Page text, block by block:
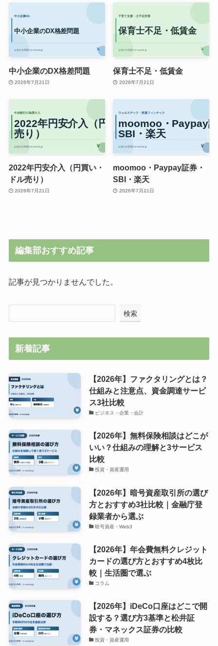
中小企業のDX格差問題
2026年7月21日
保育士不足・低賃金
2026年7月21日
2022年円安介入（円買い・
ドル売り）
2026年7月21日
moomoo・Paypay証券・
SBI・楽天
2026年7月21日
編集部おすすめ記事
記事が見つかりませんでした。
検索
新着記事
【2026年】ファクタリングとは？
仕組みと注意点、資金調達サービ
ス3社比較
ビジネス・企業・会計
【2026年】無料保険相談はどこが
いい？仕組みの理解と3サービス
比較
投資・資産運用
【2026年】暗号資産取引所の選び
方とおすすめ3社比較｜金融庁登
録業者から選ぶ
暗号資産・Web3
【2026年】年会費無料クレジット
カードの選び方とおすすめ4枚比
較｜生活圏で選ぶ
コラム
【2026年】iDeCo口座はどこで開
設する？選び方3基準と松井証
券・マネックス証券の比較
投資・資産運用